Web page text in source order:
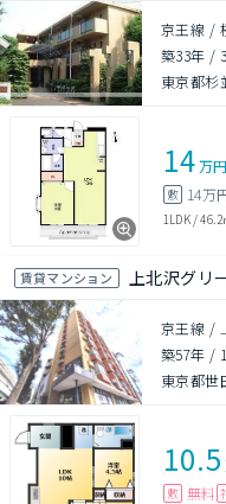
京王線 /
築33年 /
東京都杉
14万円
敷 14万
1LDK/46.2
賃貸マンション 上北沢グリ
京王線 /
築57年 /
東京都世
10.5
敷 無料